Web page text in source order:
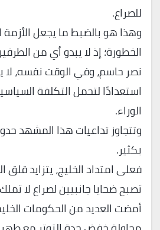
للصراع.
وهذا هو بالضبط ما يجعل الأزمة
الخطورة؛ إذ لا يبدو أي من
نصر حاسم، وفي الوقت نفسه،
استعدادًا لتحمل التكلفة
الوراء.
وتتجاوز تداعيات هذا المشهد
بكثير.
فعلى امتداد الخليج، يتزايد قلق
تصبح ضحايا جانبيين لصراع لا
أمضت العديد من الحكومات